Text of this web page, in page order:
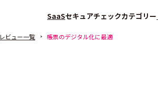
SaaSセキュアチェックカテゴリー
レビュー一覧 帳票のデジタル化に最適